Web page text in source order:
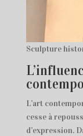
Sculpture
L’art
cesse à
d’expression.